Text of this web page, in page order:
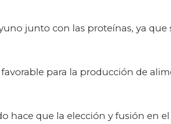
junto con las proteínas, ya que
para la producción de
hace que la elección y fusión en